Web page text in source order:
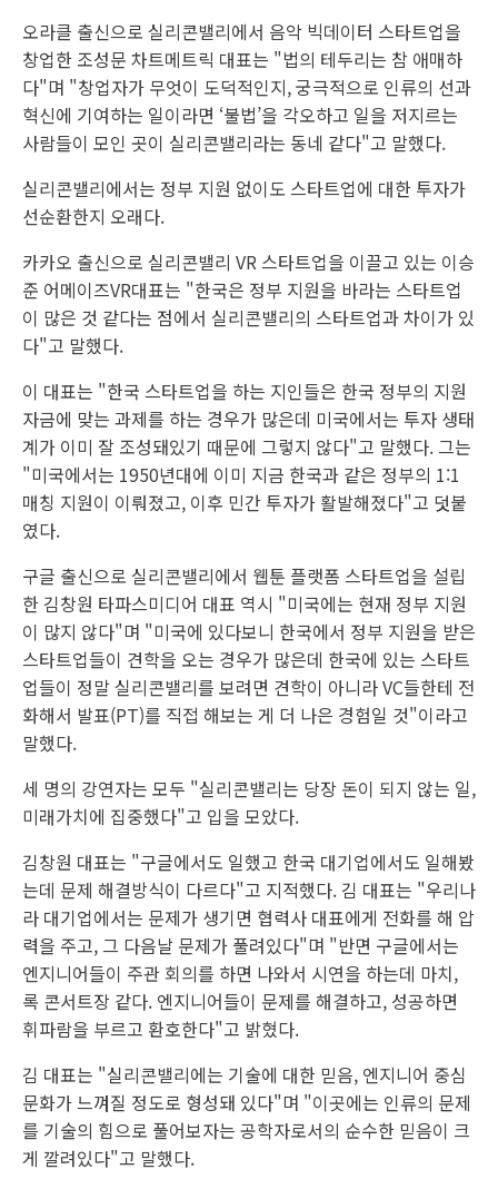
오라클 출신으로 실리콘밸리에서 음악 빅데이터 스타트업을
창업한 조성문 차트메트릭 대표는 "법의 테두리는 참 애매하
다"며 "창업자가 무엇이 도덕적인지, 궁극적으로 인류의 선과
혁신에 기여하는 일이라면 ‘불법’을 각오하고 일을 저지르는
사람들이 모인 곳이 실리콘밸리라는 동네 같다"고 말했다.
실리콘밸리에서는 정부 지원 없이도 스타트업에 대한 투자가
선순환한지 오래다.
카카오 출신으로 실리콘밸리 VR 스타트업을 이끌고 있는 이승
준 어메이즈VR대표는 "한국은 정부 지원을 바라는 스타트업
이 많은 것 같다는 점에서 실리콘밸리의 스타트업과 차이가 있
다"고 말했다.
이 대표는 "한국 스타트업을 하는 지인들은 한국 정부의 지원
자금에 맞는 과제를 하는 경우가 많은데 미국에서는 투자 생태
계가 이미 잘 조성돼있기 때문에 그렇지 않다"고 말했다. 그는
"미국에서는 1950년대에 이미 지금 한국과 같은 정부의 1:1
매칭 지원이 이뤄졌고, 이후 민간 투자가 활발해졌다"고 덧붙
였다.
구글 출신으로 실리콘밸리에서 웹툰 플랫폼 스타트업을 설립
한 김창원 타파스미디어 대표 역시 "미국에는 현재 정부 지원
이 많지 않다"며 "미국에 있다보니 한국에서 정부 지원을 받은
스타트업들이 견학을 오는 경우가 많은데 한국에 있는 스타트
업들이 정말 실리콘밸리를 보려면 견학이 아니라 VC들한테 전
화해서 발표(PT)를 직접 해보는 게 더 나은 경험일 것"이라고
말했다.
세 명의 강연자는 모두 "실리콘밸리는 당장 돈이 되지 않는 일,
미래가치에 집중했다"고 입을 모았다.
김창원 대표는 "구글에서도 일했고 한국 대기업에서도 일해봤
는데 문제 해결방식이 다르다"고 지적했다. 김 대표는 "우리나
라 대기업에서는 문제가 생기면 협력사 대표에게 전화를 해 압
력을 주고, 그 다음날 문제가 풀려있다"며 "반면 구글에서는
엔지니어들이 주관 회의를 하면 나와서 시연을 하는데 마치,
록 콘서트장 같다. 엔지니어들이 문제를 해결하고, 성공하면
휘파람을 부르고 환호한다"고 밝혔다.
김 대표는 "실리콘밸리에는 기술에 대한 믿음, 엔지니어 중심
문화가 느껴질 정도로 형성돼 있다"며 "이곳에는 인류의 문제
를 기술의 힘으로 풀어보자는 공학자로서의 순수한 믿음이 크
게 깔려있다"고 말했다.